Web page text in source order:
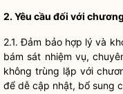
2. Yêu cầu đối với
2.1. Đảm bảo hợp lý và
bám sát nhiệm vụ,
không trùng lặp với
để dễ cập nhật, bổ sung